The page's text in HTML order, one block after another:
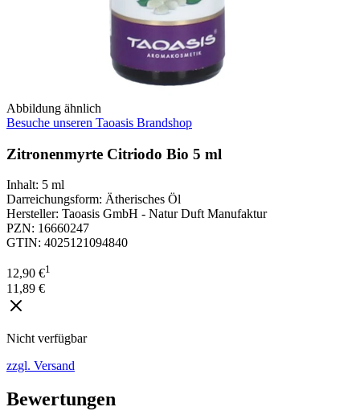
Abbildung ähnlich
Besuche unseren Taoasis Brandshop
Zitronenmyrte Citriodo Bio 5 ml
Inhalt: 5 ml
Darreichungsform: Ätherisches Öl
Hersteller: Taoasis GmbH - Natur Duft Manufaktur
PZN: 16660247
GTIN: 4025121094840
12,90 €1
11,89 €
Nicht verfügbar
zzgl. Versand
Bewertungen